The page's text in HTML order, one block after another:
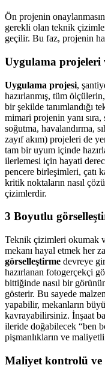
Ön projenin
gerekli olan teknik
geçilir. Bu faz, projenin
Uygulama projeleri
Uygulama projesi,
hazırlanmış, tüm
bir şekilde tanımlandığı
mimari projenin yanı
soğutma, havalandırma,
zayıf akım) projeleri de
tam bir uyum içinde
ilerlemesi için hayati
pencere birleşimleri, çatı
kritik noktaların nasıl
çizimlerdir.
3 Boyutlu
Teknik çizimleri okumak
mekanı hayal etmek her
görselleştirme devreye
hazırlanan fotogerçekçi
bittiğinde nasıl bir
gösterir. Bu sayede
yapabilir, mekanların
kavrayabilirsiniz. İnşaat
ileride doğabilecek “ben
pişmanlıkların ve
Maliyet kontrolü ve